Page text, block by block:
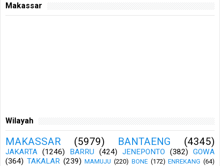
Makassar
Wilayah
MAKASSAR (5979) BANTAENG (4345)
JAKARTA (1246) BARRU (424) JENEPONTO (382)
GOWA
(364) TAKALAR (239) MAMUJU (220) BONE (172) ENREKANG (64)